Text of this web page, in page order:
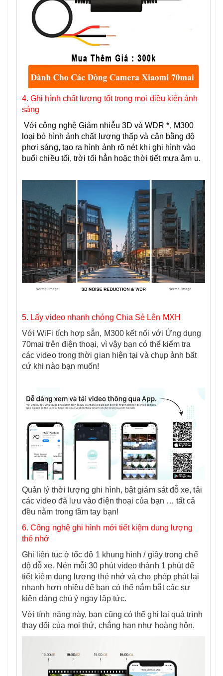
4. Ghi hình chất lượng tốt trong mọi điều kiện ánh
sáng
Với công nghệ Giảm nhiễu 3D và WDR *, M300
loại bỏ hình ảnh chất lượng thấp và cân bằng độ
phơi sáng, tạo ra hình ảnh rõ nét khi ghi hình vào
buổi chiều tối, trời tối hẳn hoặc thời tiết mưa âm u.
5. Lấy video nhanh chóng Chia Sẻ Lên MXH
Với WiFi tích hợp sẵn, M300 kết nối với Ứng dụng
70mai trên điện thoại, vì vậy bạn có thể kiểm tra
các video trong thời gian hiện tại và chụp ảnh bất
cứ khi nào bạn muốn!
Quản lý thời lượng ghi hình, bật giám sát đỗ xe, tải
các video đã lưu vào điện thoại của bạn … tất cả
đều nằm trong tầm tay bạn!
6. Công nghệ ghi hình mới tiết kiệm dung lượng
thẻ nhớ
Ghi liên tục ở tốc độ 1 khung hình / giây trong chế
độ đỗ xe. Nén mỗi 30 phút video thành 1 phút để
tiết kiệm dung lượng thẻ nhớ và cho phép phát lại
nhanh hơn nhiều để bạn có thể nắm bắt các sự
kiện đáng chú ý ngay lập tức.
Với tính năng này, bạn cũng có thể ghi lại quá trình
thay đổi của mọi thứ, chẳng hạn như hoàng hôn.